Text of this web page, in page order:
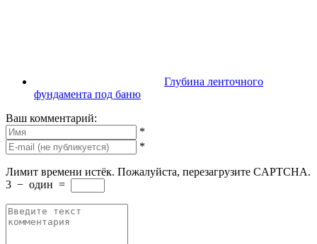
Глубина ленточного
фундамента под баню
Ваш комментарий:
*
*
Лимит времени истёк. Пожалуйста, перезагрузите CAPTCHA.
3 − один =